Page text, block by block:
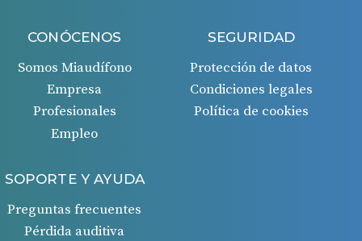
CONÓCENOS
Somos Miaudífono
Empresa
Profesionales
Empleo
SEGURIDAD
Protección de datos
Condiciones legales
Política de cookies
SOPORTE Y AYUDA
Preguntas frecuentes
Pérdida auditiva